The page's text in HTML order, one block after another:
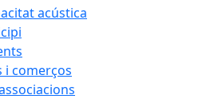
acústica
i comerços